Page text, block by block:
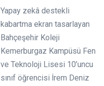
Yapay zekâ destekli
kabartma ekran tasarlayan
Bahçeşehir Koleji
Kemerburgaz Kampüsü Fen
ve Teknoloji Lisesi 10’uncu
sınıf öğrencisi İrem Deniz